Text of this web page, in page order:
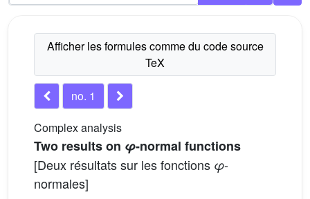
no. 1
Complex analysis
Two results on φ-normal functions
[Deux résultats sur les fonctions φ-
normales]